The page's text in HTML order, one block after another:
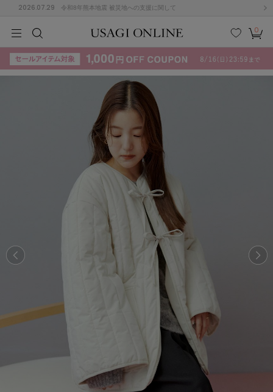
2026.07.29 令和8年熊本地震 被災地への支援に関して
検索
お気
に入
カー
ト
0
KIDSBABYBEAUTYLIFE STYLE
(715)
KIDSBABYBEAUTYLIFE STYLE
F G
L M N
S T U
Y
他
ACYM
アシーム
adidas by Stella McCartney
アディダス バイ ステラマッカートニー
ALLISON BROWN
アリソンブラウン